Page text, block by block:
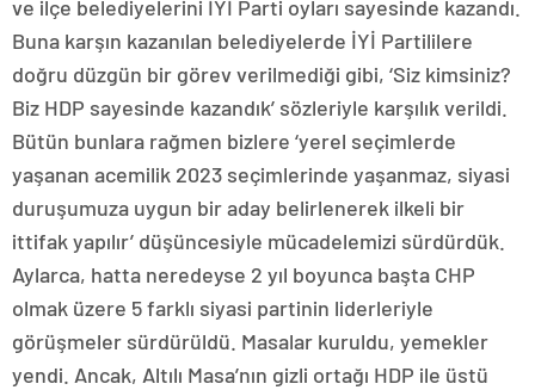
ve ilçe belediyelerini İYİ Parti oyları sayesinde kazandı.
Buna karşın kazanılan belediyelerde İYİ Partililere
doğru düzgün bir görev verilmediği gibi, ‘Siz kimsiniz?
Biz HDP sayesinde kazandık’ sözleriyle karşılık verildi.
Bütün bunlara rağmen bizlere ‘yerel seçimlerde
yaşanan acemilik 2023 seçimlerinde yaşanmaz, siyasi
duruşumuza uygun bir aday belirlenerek ilkeli bir
ittifak yapılır’ düşüncesiyle mücadelemizi sürdürdük.
Aylarca, hatta neredeyse 2 yıl boyunca başta CHP
olmak üzere 5 farklı siyasi partinin liderleriyle
görüşmeler sürdürüldü. Masalar kuruldu, yemekler
yendi. Ancak, Altılı Masa’nın gizli ortağı HDP ile üstü